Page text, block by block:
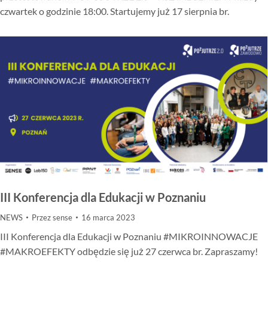
czwartek o godzinie 18:00. Startujemy już 17 sierpnia br.
III Konferencja dla Edukacji w Poznaniu
NEWS Przezsense 16 marca 2023
III Konferencja dla Edukacji w Poznaniu #MIKROINNOWACJE
#MAKROEFEKTY odbędzie się już 27 czerwca br. Zapraszamy!